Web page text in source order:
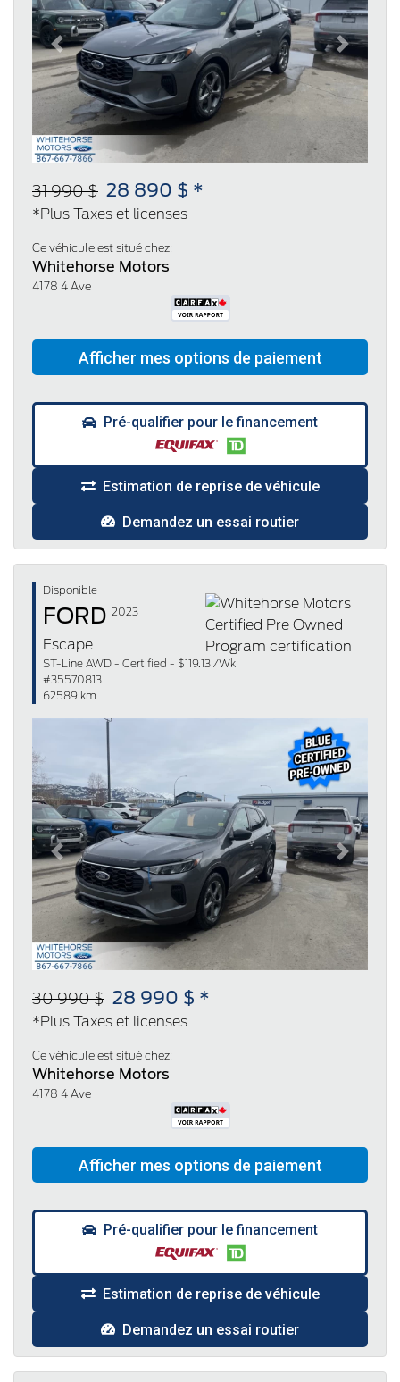
Previous Next
31 990 $ 28 890 $ *
*Plus Taxes et licenses
Ce véhicule est situé chez:
Whitehorse Motors
4178 4 Ave
Pré-qualifier pour le financement
Estimation de reprise de véhicule
Demandez un essai routier
Disponible
FORD 2023
Escape
ST-Line AWD - Certified - $119.13 /Wk
#35570813
62589 km
Previous Next
30 990 $ 28 990 $ *
*Plus Taxes et licenses
Ce véhicule est situé chez:
Whitehorse Motors
4178 4 Ave
Pré-qualifier pour le financement
Estimation de reprise de véhicule
Demandez un essai routier